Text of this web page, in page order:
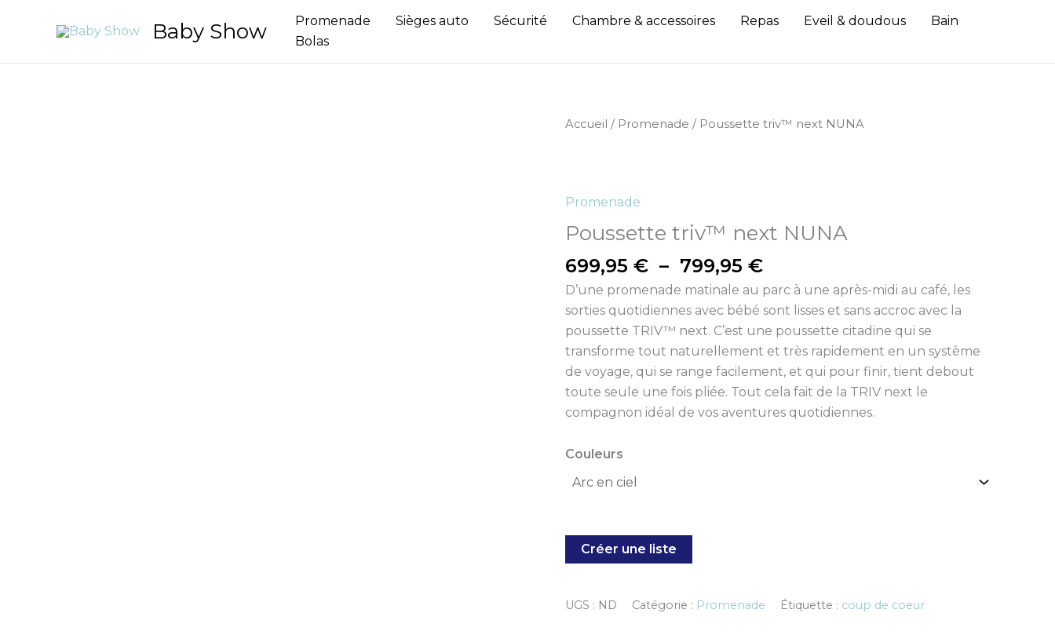
Baby Show Promenade Sièges auto Sécurité Chambre & accessoires Repas Eveil & doudous
Bain
Bolas
Accueil / Promenade / Poussette triv™ next NUNA
Promenade
Poussette triv™ next NUNA
699,95 € – 799,95 €
Plage
799,95 €
D’une promenade matinale au parc à une après-midi au café, les
sorties quotidiennes avec bébé sont lisses et sans accroc avec la
poussette TRIV™ next. C’est une poussette citadine qui se
transforme tout naturellement et très rapidement en un système
de voyage, qui se range facilement, et qui pour finir, tient debout
toute seule une fois pliée. Tout cela fait de la TRIV next le
compagnon idéal de vos aventures quotidiennes.
Couleurs
Créer une liste
UGS : ND Catégorie : Promenade Étiquette : coup de coeur